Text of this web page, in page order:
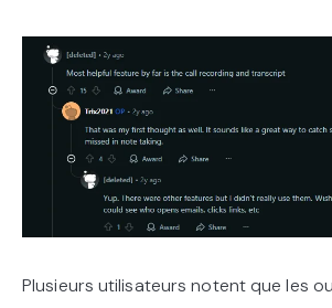
Plusieurs utilisateurs notent que les